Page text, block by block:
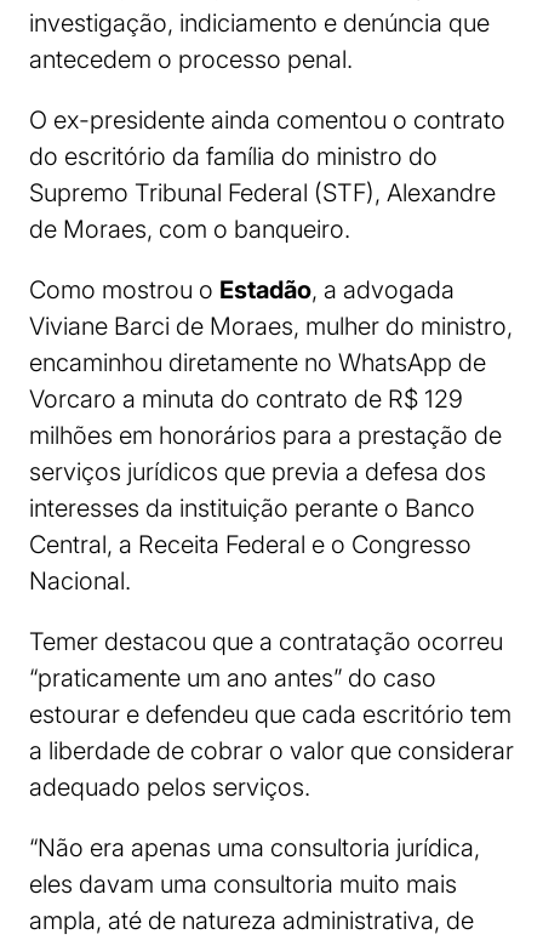
investigação, indiciamento e denúncia que
antecedem o processo penal.
O ex-presidente ainda comentou o contrato
do escritório da família do ministro do
Supremo Tribunal Federal (STF), Alexandre
de Moraes, com o banqueiro.
Como mostrou o Estadão, a advogada
Viviane Barci de Moraes, mulher do ministro,
encaminhou diretamente no WhatsApp de
Vorcaro a minuta do contrato de R$ 129
milhões em honorários para a prestação de
serviços jurídicos que previa a defesa dos
interesses da instituição perante o Banco
Central, a Receita Federal e o Congresso
Nacional.
Temer destacou que a contratação ocorreu
“praticamente um ano antes” do caso
estourar e defendeu que cada escritório tem
a liberdade de cobrar o valor que considerar
adequado pelos serviços.
“Não era apenas uma consultoria jurídica,
eles davam uma consultoria muito mais
ampla, até de natureza administrativa, de